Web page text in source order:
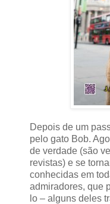
Depois de um
pelo gato Bob.
de verdade (são
revistas) e se
conhecidas em
admiradores, que
lo – alguns deles